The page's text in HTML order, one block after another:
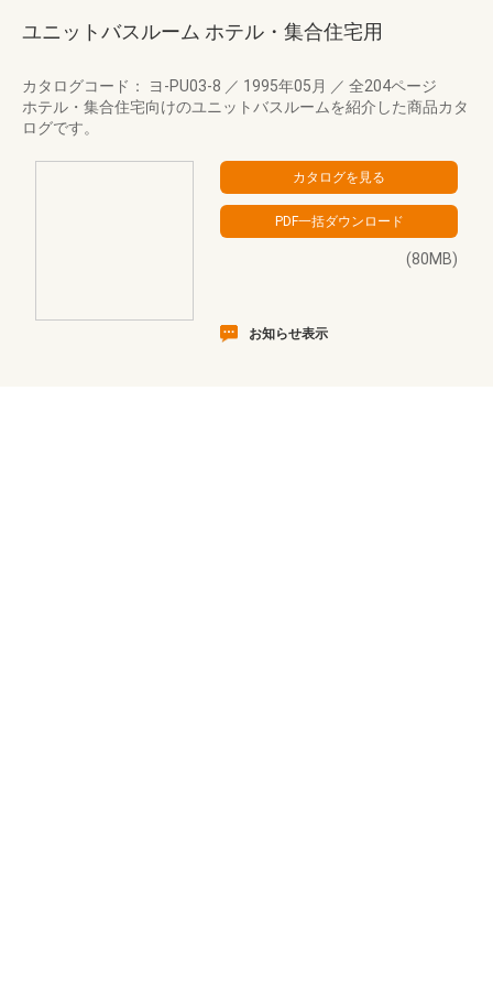
ユニットバスルーム ホテル・集合住宅用
カタログコード： ヨ-PU03-8 ／ 1995年05月 ／ 全204ページ
ホテル・集合住宅向けのユニットバスルームを紹介した商品カタ
ログです。
(80MB)
お知らせ表示